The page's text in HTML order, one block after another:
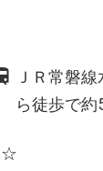
ＪＲ常磐
ら徒歩で約
☆